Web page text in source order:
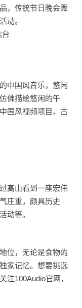
，传统节日晚会舞
动。
台
中国风音乐，悠闲
佛描绘悠闲的午
国风视频项目、古
高山看到一座宏伟
庄重，颇具历史
动等。
位，无论是食物的
家记忆。想要挑选
注100Audio官网，